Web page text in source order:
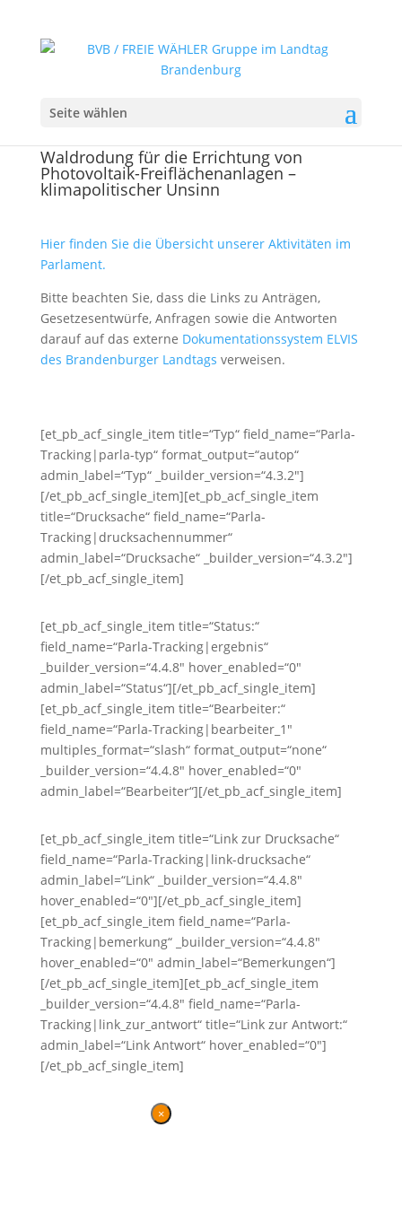
Seite wählen
Waldrodung für die Errichtung von
Photovoltaik-Freiflächenanlagen –
klimapolitischer Unsinn
Hier finden Sie die Übersicht unserer Aktivitäten im
Parlament.
Bitte beachten Sie, dass die Links zu Anträgen,
Gesetzesentwürfe, Anfragen sowie die Antworten
darauf auf das externe Dokumentationssystem ELVIS
des Brandenburger Landtags verweisen.
[et_pb_acf_single_item title=“Typ“ field_name=“Parla-
Tracking|parla-typ“ format_output=“autop“
admin_label=“Typ“ _builder_version=“4.3.2″]
[/et_pb_acf_single_item][et_pb_acf_single_item
title=“Drucksache“ field_name=“Parla-
Tracking|drucksachennummer“
admin_label=“Drucksache“ _builder_version=“4.3.2″]
[/et_pb_acf_single_item]
[et_pb_acf_single_item title=“Status:“
field_name=“Parla-Tracking|ergebnis“
_builder_version=“4.4.8″ hover_enabled=“0″
admin_label=“Status“][/et_pb_acf_single_item]
[et_pb_acf_single_item title=“Bearbeiter:“
field_name=“Parla-Tracking|bearbeiter_1″
multiples_format=“slash“ format_output=“none“
_builder_version=“4.4.8″ hover_enabled=“0″
admin_label=“Bearbeiter“][/et_pb_acf_single_item]
[et_pb_acf_single_item title=“Link zur Drucksache“
field_name=“Parla-Tracking|link-drucksache“
admin_label=“Link“ _builder_version=“4.4.8″
hover_enabled=“0″][/et_pb_acf_single_item]
[et_pb_acf_single_item field_name=“Parla-
Tracking|bemerkung“ _builder_version=“4.4.8″
hover_enabled=“0″ admin_label=“Bemerkungen“]
[/et_pb_acf_single_item][et_pb_acf_single_item
_builder_version=“4.4.8″ field_name=“Parla-
Tracking|link_zur_antwort“ title=“Link zur Antwort:“
admin_label=“Link Antwort“ hover_enabled=“0″]
[/et_pb_acf_single_item]
×